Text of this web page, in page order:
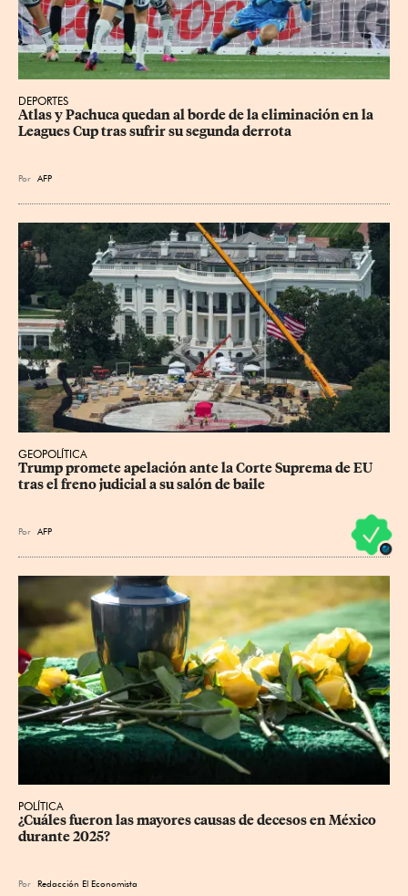
DEPORTES
Atlas y Pachuca quedan al borde de la eliminación en la
Leagues Cup tras sufrir su segunda derrota
Por AFP
GEOPOLÍTICA
Trump promete apelación ante la Corte Suprema de EU
tras el freno judicial a su salón de baile
Por AFP
POLÍTICA
¿Cuáles fueron las mayores causas de decesos en México
durante 2025?
Por Redacción El Economista